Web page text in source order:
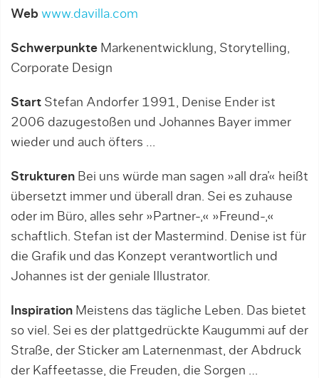
Web www.davilla.com
Schwerpunkte Markenentwicklung, Storytelling,
Corporate Design
Start Stefan Andorfer 1991, Denise Ender ist
2006 dazugestoßen und Johannes Bayer immer
wieder und auch öfters …
Strukturen Bei uns würde man sagen »all dra’« heißt
übersetzt immer und überall dran. Sei es zuhause
oder im Büro, alles sehr »Partner-,« »Freund-,«
schaftlich. Stefan ist der Mastermind. Denise ist für
die Grafik und das Konzept verantwortlich und
Johannes ist der geniale Illustrator.
Inspiration Meistens das tägliche Leben. Das bietet
so viel. Sei es der plattgedrückte Kaugummi auf der
Straße, der Sticker am Laternenmast, der Abdruck
der Kaffeetasse, die Freuden, die Sorgen …